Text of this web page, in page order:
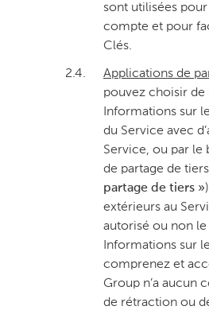
sont utilisées pour
compte et pour
Clés.
2.4. Applications de
pouvez choisir de
Informations sur
du Service avec
Service, ou par le
de partage de
partage de tiers »
extérieurs au
autorisé ou non
Informations sur
comprenez et
Group n’a aucun
de rétraction ou